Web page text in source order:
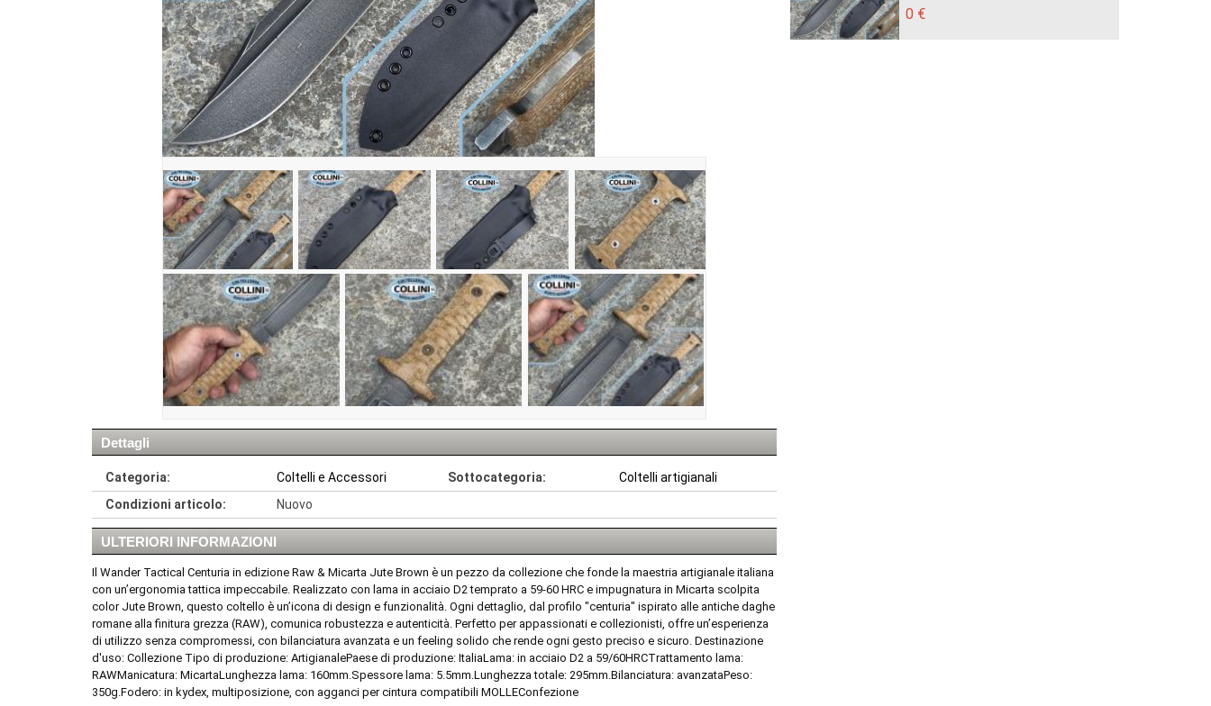
Dettagli
Categoria: Coltelli e Accessori Sottocategoria:
Coltelli artigianali
Condizioni articolo:
Nuovo
ULTERIORI INFORMAZIONI
Il Wander Tactical Centuria in edizione Raw & Micarta Jute Brown è un pezzo da collezione che fonde la maestria artigianale italiana
con un’ergonomia tattica impeccabile. Realizzato con lama in acciaio D2 temprato a 59-60 HRC e impugnatura in Micarta scolpita
color Jute Brown, questo coltello è un’icona di design e funzionalità. Ogni dettaglio, dal profilo "centuria" ispirato alle antiche daghe
romane alla finitura grezza (RAW), comunica robustezza e autenticità. Perfetto per appassionati e collezionisti, offre un’esperienza
di utilizzo senza compromessi, con bilanciatura avanzata e un feeling solido che rende ogni gesto preciso e sicuro. Destinazione
d'uso: Collezione Tipo di produzione: ArtigianalePaese di produzione: ItaliaLama: in acciaio D2 a 59/60HRCTrattamento lama:
RAWManicatura: MicartaLunghezza lama: 160mm.Spessore lama: 5.5mm.Lunghezza totale: 295mm.Bilanciatura: avanzataPeso:
350g.Fodero: in kydex, multiposizione, con agganci per cintura compatibili MOLLEConfezione
0 €